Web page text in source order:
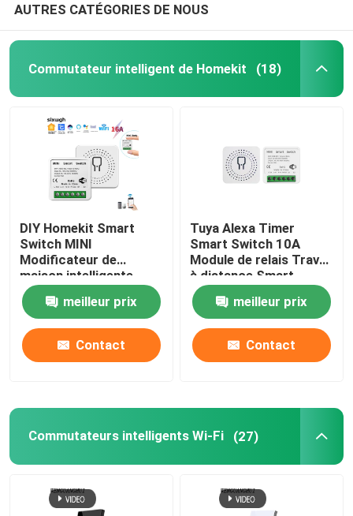
AUTRES CATÉGORIES DE NOUS
Commutateur intelligent de Homekit (18)
DIY Homekit Smart
Switch MINI
Modificateur de
maison intelligente
Tuya Zigbee Module de
relais support
télécommande et
commande vocale
facile à installer
meilleur prix
Contact
Tuya Alexa Timer
Smart Switch 10A
Module de relais Travail
à distance Smart
Switch prise en charge
de la commande vocale
Google Alexa facile à
installer
meilleur prix
Contact
Commutateurs intelligents Wi-Fi (27)